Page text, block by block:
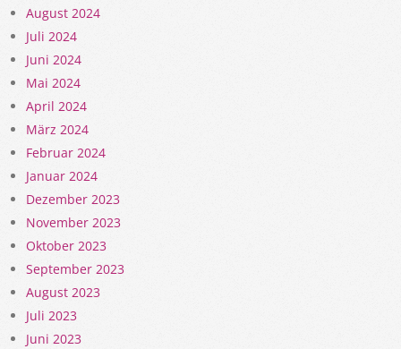
August 2024
Juli 2024
Juni 2024
Mai 2024
April 2024
März 2024
Februar 2024
Januar 2024
Dezember 2023
November 2023
Oktober 2023
September 2023
August 2023
Juli 2023
Juni 2023